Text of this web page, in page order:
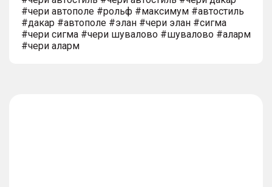
#чери автополе #рольф #максимум #автостиль
#дакар #автополе #элан #чери элан #сигма
#чери сигма #чери шувалово #шувалово #аларм
#чери аларм